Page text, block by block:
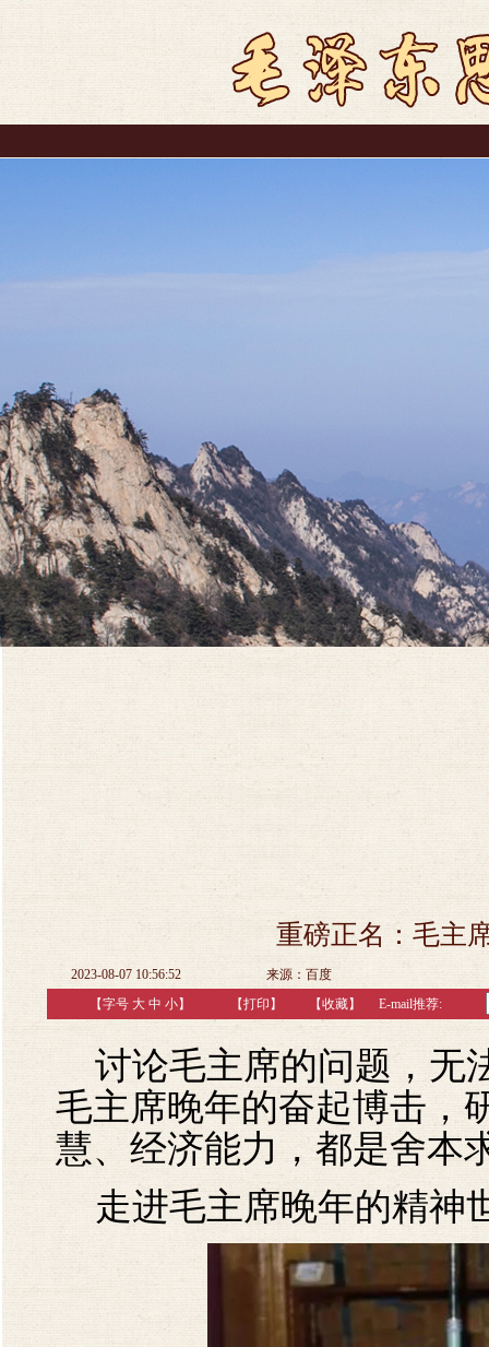
重磅正名：毛主
2023-08-07 10:56:52
来源：百度
【字号 大 中 小】 【打印 】 【收藏】 E-mail推荐:
讨论毛主席的问题，无
毛主席晚年的奋起博击，
慧、经济能力，都是舍本
走进毛主席晚年的精神